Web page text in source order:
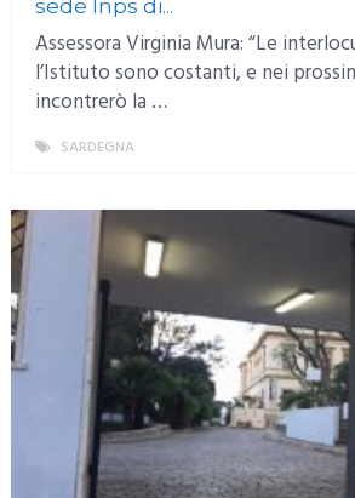
sede Inps di...
Assessora Virginia Mura: “Le
l’Istituto sono costanti, e nei
incontrerò la …
SARDEGNA